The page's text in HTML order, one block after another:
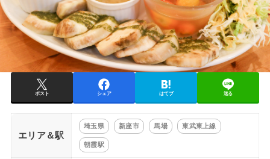
ポスト シェア はてブ 送る
エリア＆駅
埼玉県 新座市 馬場 東武東上線
朝霞駅